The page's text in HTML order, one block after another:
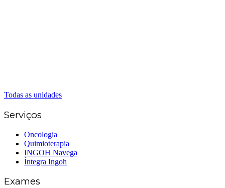
Todas as unidades
Serviços
Oncologia
Quimioterapia
INGOH Navega
Íntegra Ingoh
Exames